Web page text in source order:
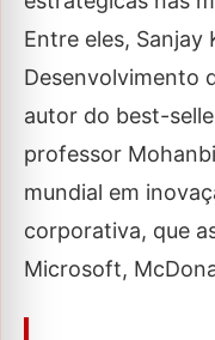
Entre eles,
Desenvolvimento
autor do best-
professor
mundial em
corporativa, que
Microsoft,